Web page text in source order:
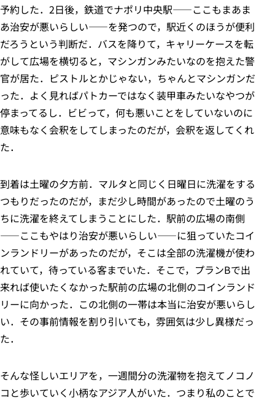
予約した．2日後，鉄道でナポリ中央駅――ここもまあま
あ治安が悪いらしい――を発つので，駅近くのほうが便利
だろうという判断だ．バスを降りて，キャリーケースを転
がして広場を横切ると，マシンガンみたいなのを抱えた警
官が居た．ピストルとかじゃない，ちゃんとマシンガンだ
った．よく見ればパトカーではなく装甲車みたいなやつが
停まってるし．ビビって，何も悪いことをしていないのに
意味もなく会釈をしてしまったのだが，会釈を返してくれ
た．
到着は土曜の夕方前．マルタと同じく日曜日に洗濯をする
つもりだったのだが，まだ少し時間があったので土曜のう
ちに洗濯を終えてしまうことにした．駅前の広場の南側
――ここもやはり治安が悪いらしい――に狙っていたコイ
ンランドリーがあったのだが，そこは全部の洗濯機が使わ
れていて，待っている客までいた．そこで，プランBで出
来れば使いたくなかった駅前の広場の北側のコインランド
リーに向かった．この北側の一帯は本当に治安が悪いらし
い．その事前情報を割り引いても，雰囲気は少し異様だっ
た．
そんな怪しいエリアを，一週間分の洗濯物を抱えてノコノ
コと歩いていく小柄なアジア人がいた．つまり私のことで